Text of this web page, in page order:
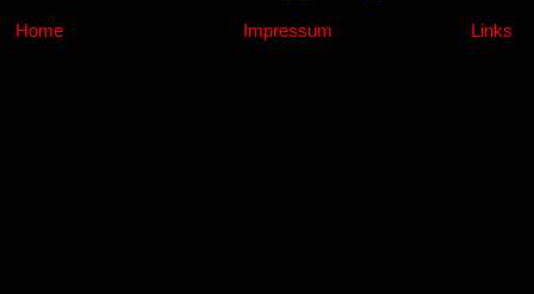
Home Impressum Links